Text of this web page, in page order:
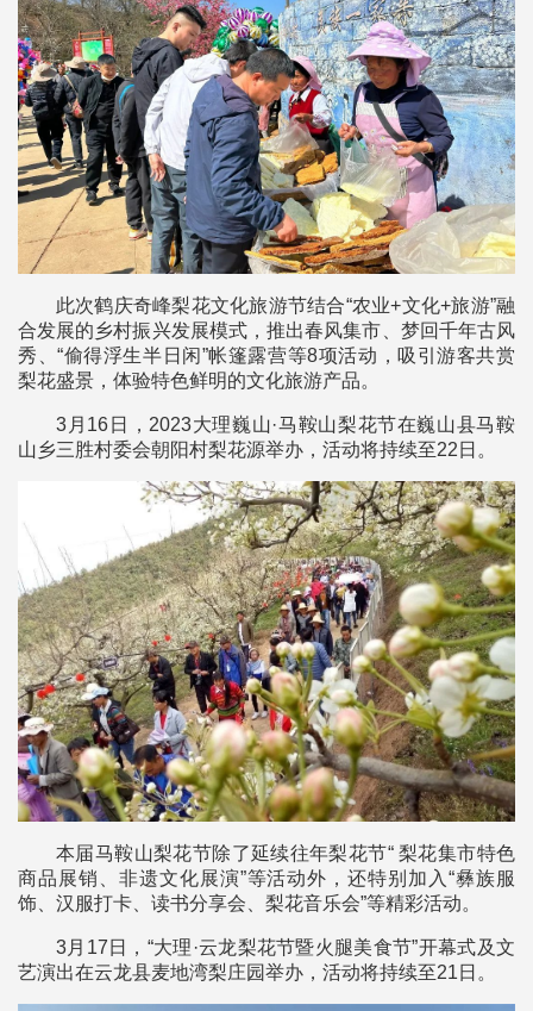
此次鹤庆奇峰梨花文化旅游节结合“农业+文化+旅游”融
合发展的乡村振兴发展模式，推出春风集市、梦回千年古风
秀、“偷得浮生半日闲”帐篷露营等8项活动，吸引游客共赏
梨花盛景，体验特色鲜明的文化旅游产品。
3月16日，2023大理巍山·马鞍山梨花节在巍山县马鞍
山乡三胜村委会朝阳村梨花源举办，活动将持续至22日。
本届马鞍山梨花节除了延续往年梨花节“ 梨花集市特色
商品展销、非遗文化展演”等活动外，还特别加入“彝族服
饰、汉服打卡、读书分享会、梨花音乐会”等精彩活动。
3月17日，“大理·云龙梨花节暨火腿美食节”开幕式及文
艺演出在云龙县麦地湾梨庄园举办，活动将持续至21日。